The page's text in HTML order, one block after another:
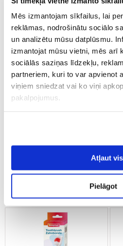
Mēs izmantojam sīkfailus, lai
reklāmas, nodrošinātu sociālo
un analizētu mūsu datplūsmu.
izmantojat mūsu vietni, mēs arī
sociālās saziņas līdzekļu,
partneriem, kuri to var apvienot
viņiem sniedzat vai ko viņi
pakalpojumus.
Atļaut
Pielāgot
€1.62 €